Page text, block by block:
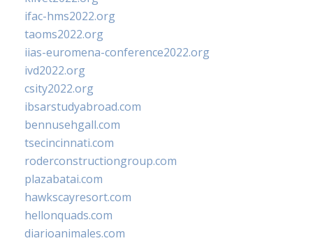
ifac-hms2022.org
taoms2022.org
iias-euromena-conference2022.org
ivd2022.org
csity2022.org
ibsarstudyabroad.com
bennusehgall.com
tsecincinnati.com
roderconstructiongroup.com
plazabatai.com
hawkscayresort.com
hellonquads.com
diarioanimales.com